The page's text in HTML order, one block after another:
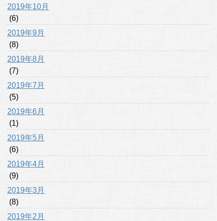
2019年10月
(6)
2019年9月
(8)
2019年8月
(7)
2019年7月
(5)
2019年6月
(1)
2019年5月
(6)
2019年4月
(9)
2019年3月
(8)
2019年2月